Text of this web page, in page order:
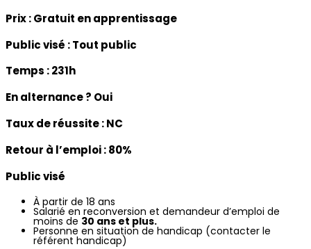
Prix :Gratuit en apprentissage
Public visé :Tout public
Temps :231h
En alternance ? Oui
Taux de réussite :NC
Retour à l’emploi :80%
Public visé
À partir de 18 ans
Salarié en reconversion et demandeur d’emploi de
moins de 30 ans et plus.
Personne en situation de handicap (contacter le
référent handicap)